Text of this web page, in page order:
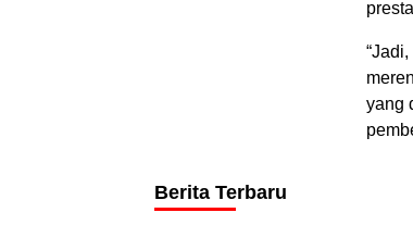
yang
Berita Terbaru